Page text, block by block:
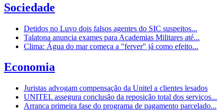
Sociedade
Detidos no Luvo dois falsos agentes do SIC suspeitos...
Talatona anuncia exames para Academias Militares até...
Clima: Água do mar começa a "ferver" já como efeito...
Economia
Juristas advogam compensação da Unitel a clientes lesados
UNITEL assegura conclusão da reposição total dos serviços...
Arranca primeira fase do programa de pagamento parcelado...